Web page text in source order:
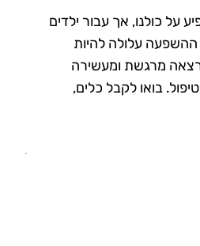
על כולנו, אך עבור ילדים
עלולה להיות
מרגשת ומעשירה
בואו לקבל כלים,